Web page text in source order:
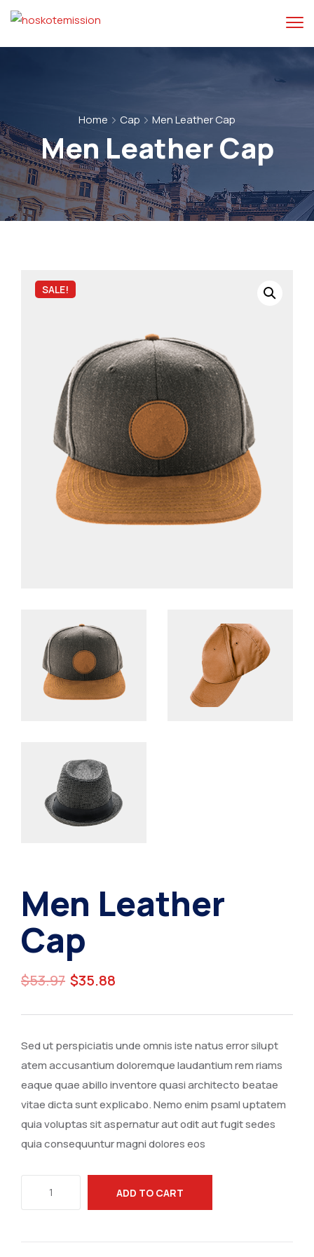
Home Cap Men Leather Cap
Men Leather Cap
SALE!
Men Leather
Cap
$53.97 $35.88
Sed ut perspiciatis unde omnis iste natus error silupt
atem accusantium doloremque laudantium rem riams
eaque quae abillo inventore quasi architecto beatae
vitae dicta sunt explicabo. Nemo enim psaml uptatem
quia voluptas sit aspernatur aut odit aut fugit sedes
quia consequuntur magni dolores eos
ADD TO CART